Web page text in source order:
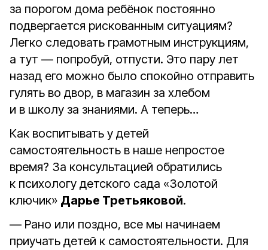
за порогом дома ребёнок постоянно
подвергается рискованным ситуациям?
Легко следовать грамотным инструкциям,
а тут — попробуй, отпусти. Это пару лет
назад его можно было спокойно отправить
гулять во двор, в магазин за хлебом
и в школу за знаниями. А теперь…
Как воспитывать у детей
самостоятельность в наше непростое
время? За консультацией обратились
к психологу детского сада «Золотой
ключик» Дарье Третьяковой.
— Рано или поздно, все мы начинаем
приучать детей к самостоятельности. Для